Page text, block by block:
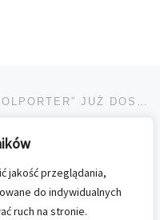
jakość przeglądania,
do indywidualnych
ruch na stronie.
PAŹDZIERNIKOWY „NASZ KOLPORTER” JUŻ DOSTĘPNY!
DO LISTY
BYĆ PORZĄDEK